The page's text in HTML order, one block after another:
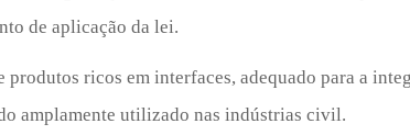
de aplicação da lei.
produtos ricos em interfaces, adequado para a
amplamente utilizado nas indústrias civil.